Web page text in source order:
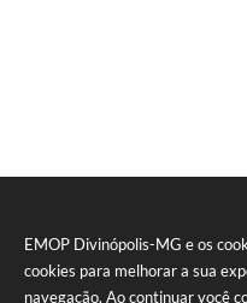
EMOP Divinópolis-MG e os
cookies para melhorar a sua
navegação. Ao continuar você